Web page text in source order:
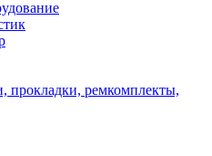
прокладки, ремкомплекты,